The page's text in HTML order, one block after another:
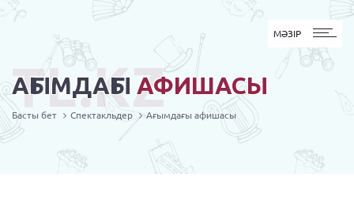
MӘЗІР
МӘЗІР
АҒЫМДАҒЫ АФИШАСЫ
TL.KZ
Басты бет Спектакльдер Ағымдағы афишасы